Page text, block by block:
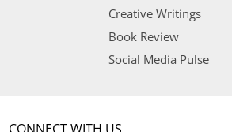
Creative Writings
Book Review
Social Media Pulse